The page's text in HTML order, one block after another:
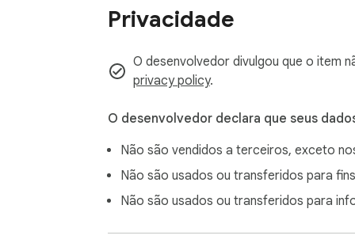
Privacidade
O desenvolvedor divulgou que o item
privacy policy.
O desenvolvedor declara que seus
Não são vendidos a terceiros, exceto
Não são usados ou transferidos para
Não são usados ou transferidos para